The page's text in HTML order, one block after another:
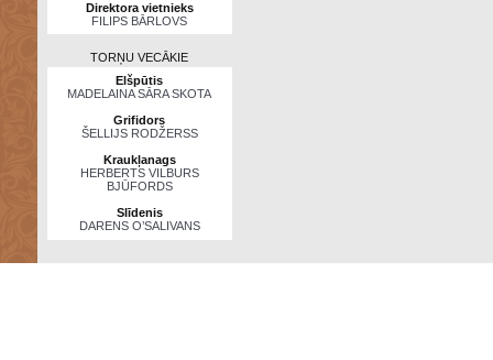
Direktora vietnieks
FILIPS BĀRLOVS
TORŅU VECĀKIE
Elšpūtis
MADELAINA SĀRA SKOTA
Grifidors
ŠELLIJS RODŽERSS
Kraukļanags
HERBERTS VILBURS
BJŪFORDS
Slīdenis
DARENS O’SALIVANS